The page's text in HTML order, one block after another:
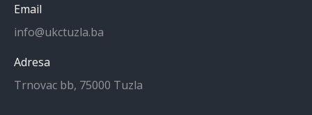
Email
info@ukctuzla.ba
Adresa
Trnovac bb, 75000 Tuzla